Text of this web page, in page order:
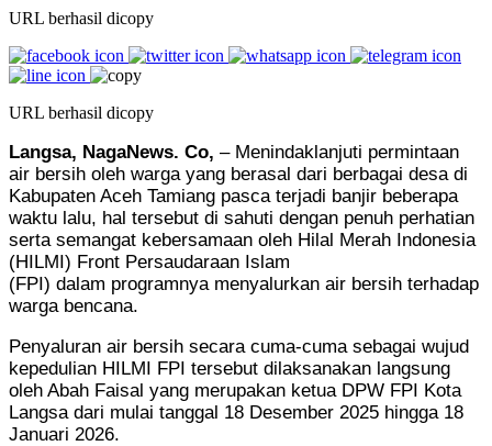
URL berhasil dicopy
URL berhasil dicopy
Langsa, NagaNews. Co, – Menindaklanjuti permintaan
air bersih oleh warga yang berasal dari berbagai desa di
Kabupaten Aceh Tamiang pasca terjadi banjir beberapa
waktu lalu, hal tersebut di sahuti dengan penuh perhatian
serta semangat kebersamaan oleh Hilal Merah Indonesia
(HILMI) Front Persaudaraan Islam
(FPI) dalam programnya menyalurkan air bersih terhadap
warga bencana.
Penyaluran air bersih secara cuma-cuma sebagai wujud
kepedulian HILMI FPI tersebut dilaksanakan langsung
oleh Abah Faisal yang merupakan ketua DPW FPI Kota
Langsa dari mulai tanggal 18 Desember 2025 hingga 18
Januari 2026.